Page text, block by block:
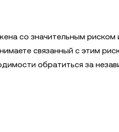
со значительным риском
связанный с этим
обратиться за